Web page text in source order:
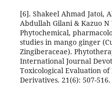
[6]. Shakeel Ahmad Jatoi,
Abdullah Gilani & Kazuo N
Phytochemical,
studies in mango ginger
Zingiberaceae).
International Journal
Toxicological Evaluation
Derivatives. 21(6): 507-516.